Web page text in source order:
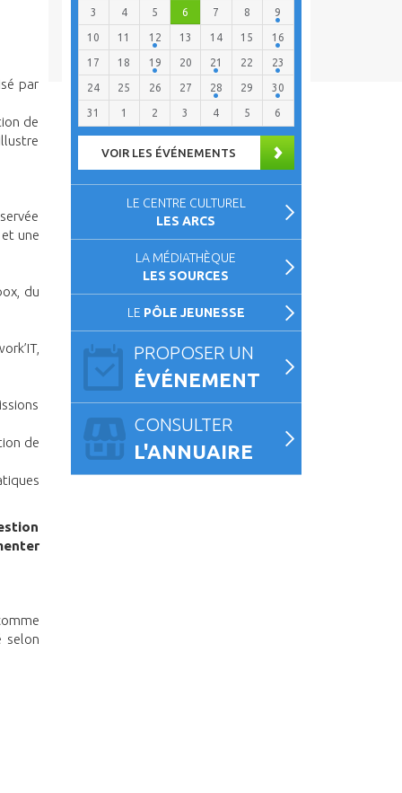
3 4 5 6 7 8 9
10 11 12 13 14 15 16
17 18 19 20 21 22 23
24 25 26 27 28 29 30
31 1 2 3 4 5 6
VOIR LES ÉVÉNEMENTS
LE CENTRE CULTUREL
LES ARCS
LA MÉDIATHÈQUE
LES SOURCES
LE PÔLE JEUNESSE
PROPOSER UN
ÉVÉNEMENT
CONSULTER
L'ANNUAIRE
par
de
une
du
de
selon